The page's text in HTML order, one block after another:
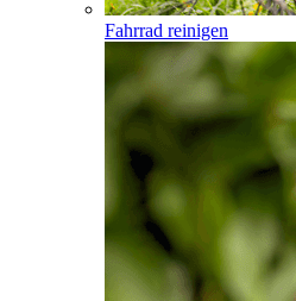
Fahrrad reinigen